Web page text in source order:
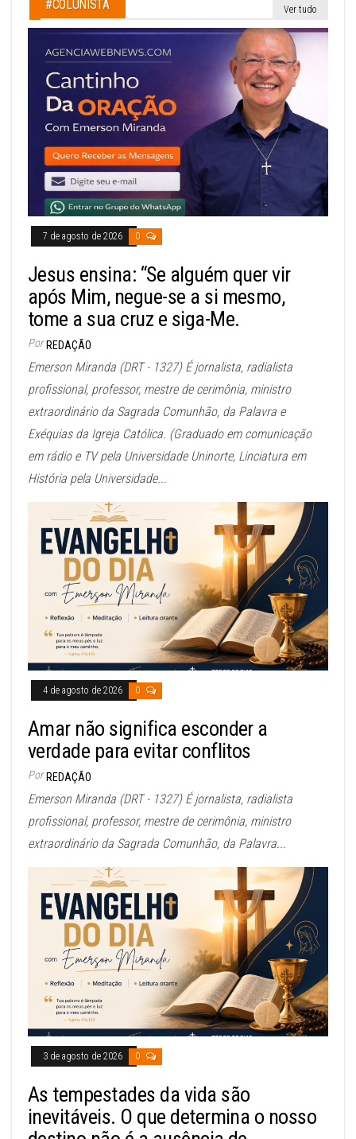
#COLUNISTA Ver tudo
7 de agosto de 2026 0
Jesus ensina: “Se alguém quer vir
após Mim, negue-se a si mesmo,
tome a sua cruz e siga-Me.
Por REDAÇÃO
Emerson Miranda (DRT - 1327) É jornalista, radialista
profissional, professor, mestre de cerimônia, ministro
extraordinário da Sagrada Comunhão, da Palavra e
Exéquias da Igreja Católica. (Graduado em comunicação
em rádio e TV pela Universidade Uninorte, Linciatura em
História pela Universidade...
4 de agosto de 2026 0
Amar não significa esconder a
verdade para evitar conflitos
Por REDAÇÃO
Emerson Miranda (DRT - 1327) É jornalista, radialista
profissional, professor, mestre de cerimônia, ministro
extraordinário da Sagrada Comunhão, da Palavra...
3 de agosto de 2026 0
As tempestades da vida são
inevitáveis. O que determina o nosso